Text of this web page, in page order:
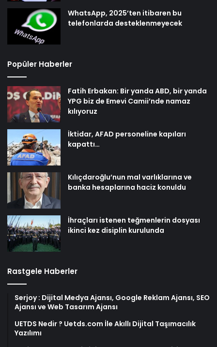
WhatsApp, 2025’ten itibaren bu
telefonlarda desteklenmeyecek
Popüler Haberler
Fatih Erbakan: Bir yanda ABD, bir yanda
YPG biz de Emevi Camii’nde namaz
kılıyoruz
İktidar, AFAD personeline kapıları
kapattı…
Kılıçdaroğlu’nun mal varlıklarına ve
banka hesaplarına haciz konuldu
İhraçları istenen teğmenlerin dosyası
ikinci kez disiplin kurulunda
Rastgele Haberler
Serjoy : Dijital Medya Ajansı, Google Reklam Ajansı, SEO
Ajansı ve Web Tasarım Ajansı
UETDS Nedir ? Uetds.com İle Akıllı Dijital Taşımacılık
Yazılımı